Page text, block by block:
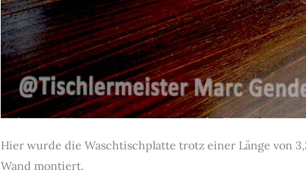
Hier wurde die Waschtischplatte trotz einer Länge von
Wand montiert.